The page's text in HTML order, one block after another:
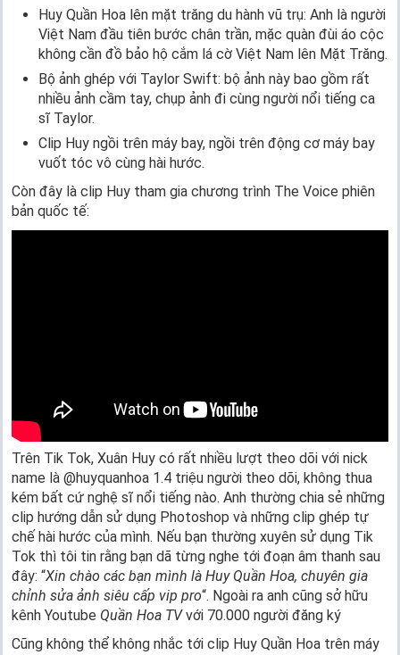
Huy Quần Hoa lên mặt trăng du hành vũ trụ: Anh là người
Việt Nam đầu tiên bước chân trần, mặc quàn đùi áo cộc
không cần đồ bảo hộ cắm lá cờ Việt Nam lên Mặt Trăng.
Bộ ảnh ghép với Taylor Swift: bộ ảnh này bao gồm rất
nhiều ảnh cầm tay, chụp ảnh đi cùng người nổi tiếng ca
sĩ Taylor.
Clip Huy ngồi trên máy bay, ngồi trên động cơ máy bay
vuốt tóc vô cùng hài hước.
Còn đây là clip Huy tham gia chương trình The Voice phiên
bản quốc tế:
Trên Tik Tok, Xuân Huy có rất nhiều lượt theo dõi với nick
name là @huyquanhoa 1.4 triệu người theo dõi, không thua
kém bất cứ nghệ sĩ nổi tiếng nào. Anh thường chia sẻ những
clip hướng dẫn sử dụng Photoshop và những clip ghép tự
chế hài hước của mình. Nếu bạn thường xuyên sử dụng Tik
Tok thì tôi tin rằng bạn dã từng nghe tới đoạn âm thanh sau
đây: “Xin chào các bạn mình là Huy Quần Hoa, chuyên gia
chỉnh sửa ảnh siêu cấp vip pro“. Ngoài ra anh cũng sở hữu
kênh Youtube Quần Hoa TVvới 70.000 người đăng ký
Cũng không thể không nhắc tới clip Huy Quần Hoa trên máy